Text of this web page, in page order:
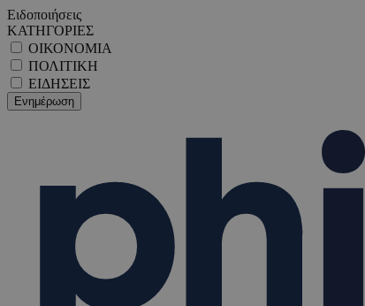
Ειδοποιήσεις
ΚΑΤΗΓΟΡΙΕΣ
ΟΙΚΟΝΟΜΙΑ
ΠΟΛΙΤΙΚΗ
ΕΙΔΗΣΕΙΣ